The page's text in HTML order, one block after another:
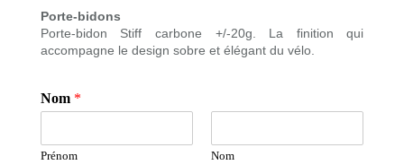
Porte-bidons
Porte-bidon Stiff carbone +/-20g. La finition qui
accompagne le design sobre et élégant du vélo.
Nom *
Prénom Nom